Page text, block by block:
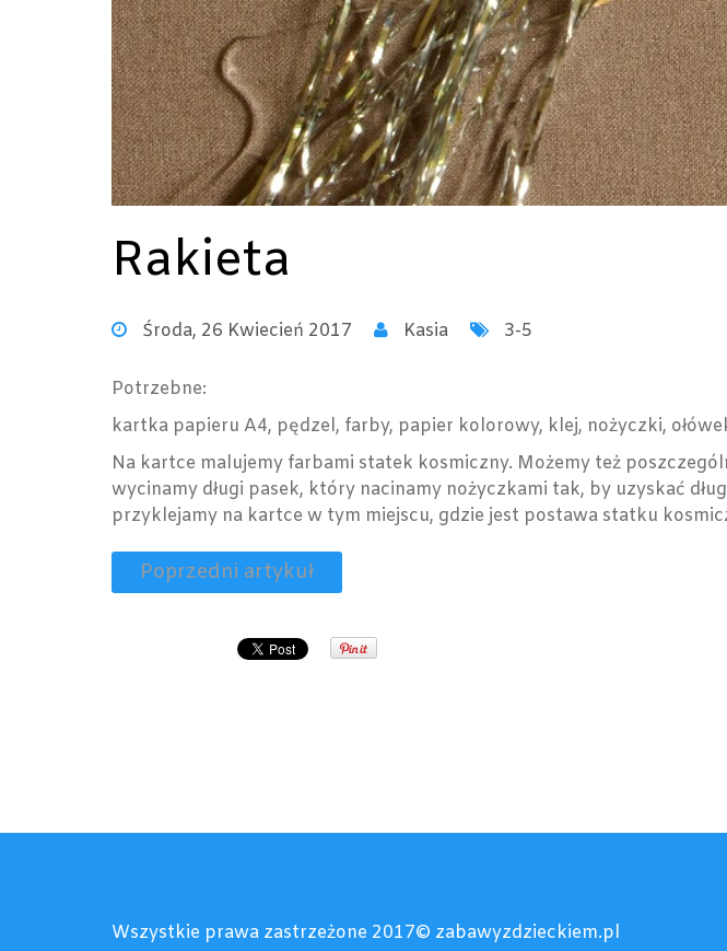
Rakieta
Środa, 26 Kwiecień 2017 Kasia 3-5
Potrzebne:
kartka papieru A4, pędzel, farby, papier kolorowy, klej, nożyczki,
Na kartce malujemy farbami statek kosmiczny. Możemy też
wycinamy długi pasek, który nacinamy nożyczkami tak, by uzyskać
przyklejamy na kartce w tym miejscu, gdzie jest postawa statku
Poprzedni artykuł
Wszystkie prawa zastrzeżone 2017© zabawyzdzieckiem.pl